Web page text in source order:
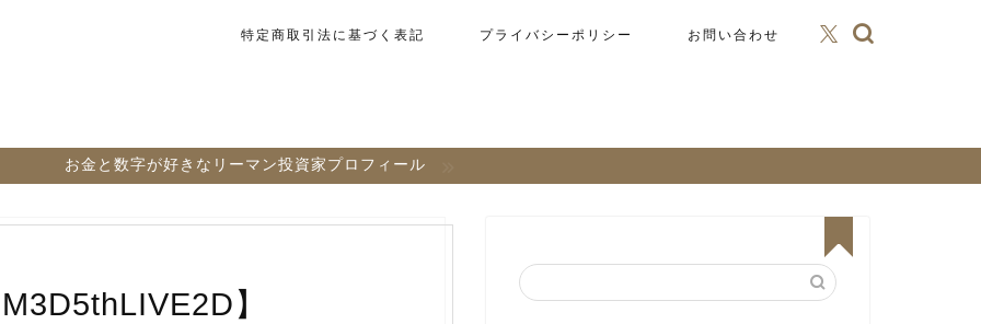
特定商取引法に基づく表記 プライバシーポリシー お問い合わせ
お金と数字が好きなリーマン投資家プロフィール
】